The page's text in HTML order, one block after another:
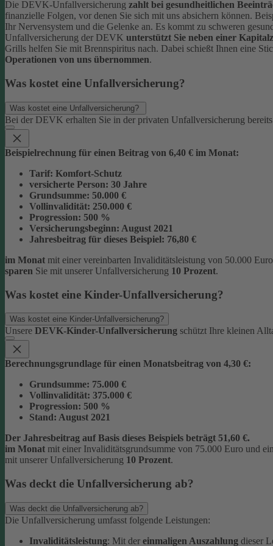
Die DEVK-Unfallversicherung zahlt bei gesundheitlichen
finanzielle Folgen, vor denen Sie sich mit uns absichern können.
Ihr Nervensystem und die Gelenke an. Es kommt zu schweren
Unfallversicherung der DEVK unterstützt Sie neben einer
Grills helfen Sie mit Brennspiritus nach. Dabei schießt Ihnen eine
Operationen von uns übernommen.
Was kostet eine Unfallversicherung?
Was kostet eine Unfallversicherung?
Bei der DEVK erhalten Sie in der privaten Unfallversicherung
Beispielrechnung für einen Beitrag von 6,40 € im Monat:
Tarif: Komfort-Schutz
versicherte Person: 30 Jahre
Grundsumme: 50.000 €
Vollinvalidität: 250.000 €
Progression: 500 %
Versicherungsbeginn: August 2021
Jahresbeitrag für dieses Beispiel: 76,80 €
im Monat mit einer vereinbarten Invaliditätsleistung von 50.000
sparen Sie mit unserer Unfallversicherung 10 Prozent.
Was kostet eine Kinder-Unfallversicherung?
Was kostet eine Kinder-Unfallversicherung?
Unsere DEVK-Kinder-Unfallversicherung schützt Ihre kleinen
Berechnungsgrundlage für einen Monatsbeitrag von 4,30 €:
Grundsumme: 75.000 €
Vollinvalidität: 375.000 €
Progression: 500 %
Stand: August 2021
Der Jahresbeitrag auf Basis dieses Beispiels beträgt 51,60 €.
im Monat mit einer Invaliditätsgrundsumme von 75.000 Euro und
mit unserer Unfallversicherung 10 Prozent.
Was deckt die Unfallversicherung ab?
Was deckt die Unfallversicherung ab?
Die Unfallversicherung umfasst folgende Leistungen:
Invaliditätsleistung: Mit der einmaligen Auszahlung dieser